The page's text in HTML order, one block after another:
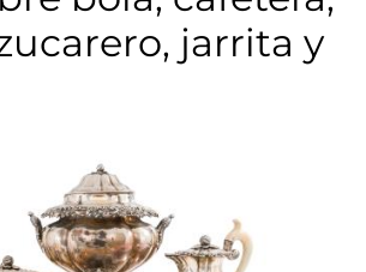
jarrita y